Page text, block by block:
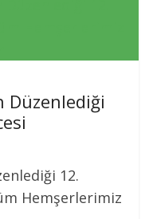
Düzenlediği
12.
Hemşerlerimiz